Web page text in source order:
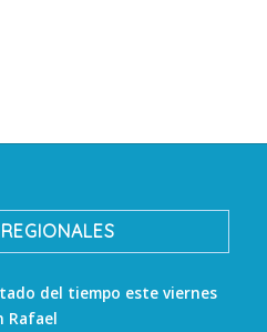
del tiempo este viernes
Rafael